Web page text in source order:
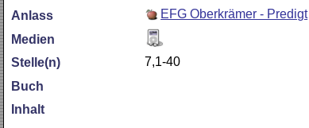
Anlass
EFG Oberkrämer - Predigt
Medien
Stelle(n)
7,1-40
Buch
Inhalt